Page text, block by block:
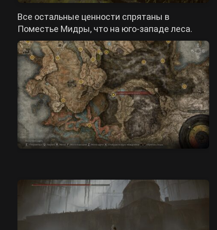
Все остальные ценности спрятаны в
Поместье Мидры, что на юго-западе леса.